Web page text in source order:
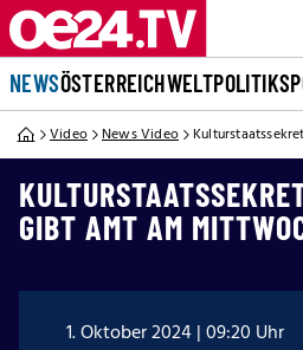
NEWSÖSTERREICHWELTPOLITIK
Video News Video
GIBT AMT AM
1. Oktober 2024 | 09:20 Uhr